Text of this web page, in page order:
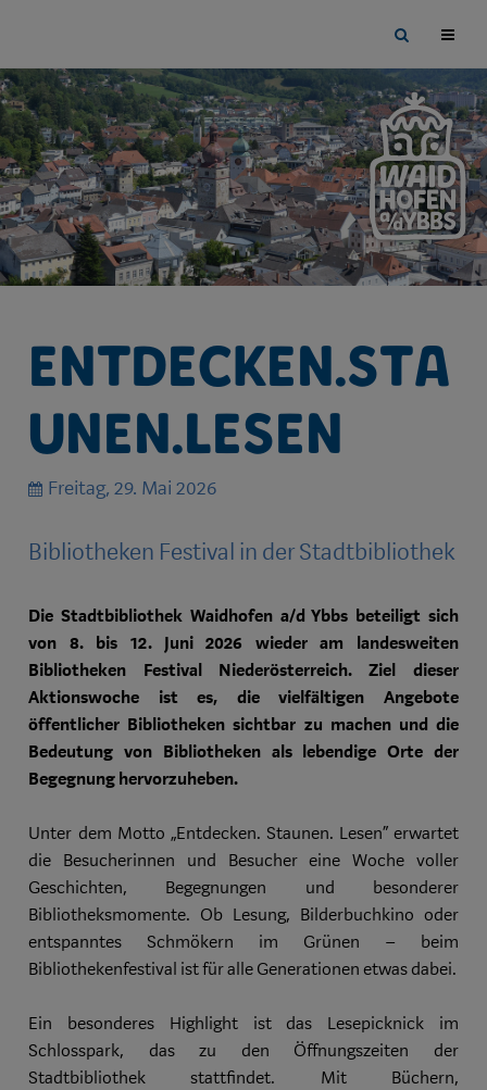
zu:
Site
Entdecken.Sta
unen.Lesen
Freitag, 29. Mai 2026
Bibliotheken Festival in der Stadtbibliothek
Die Stadtbibliothek Waidhofen a/d Ybbs beteiligt sich
von 8. bis 12. Juni 2026 wieder am landesweiten
Bibliotheken Festival Niederösterreich. Ziel dieser
Aktionswoche ist es, die vielfältigen Angebote
öffentlicher Bibliotheken sichtbar zu machen und die
Bedeutung von Bibliotheken als lebendige Orte der
Begegnung hervorzuheben.
Unter dem Motto „Entdecken. Staunen. Lesen“ erwartet
die Besucherinnen und Besucher eine Woche voller
Geschichten, Begegnungen und besonderer
Bibliotheksmomente. Ob Lesung, Bilderbuchkino oder
entspanntes Schmökern im Grünen – beim
Bibliothekenfestival ist für alle Generationen etwas dabei.
Ein besonderes Highlight ist das Lesepicknick im
Schlosspark, das zu den Öffnungszeiten der
Stadtbibliothek stattfindet. Mit Büchern,